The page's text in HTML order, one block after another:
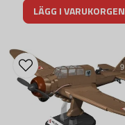
LÄGG I VARUKORGEN